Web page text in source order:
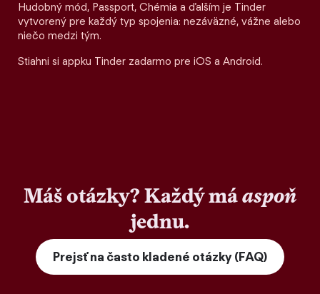
Hudobný mód, Passport, Chémia a ďalším je Tinder
vytvorený pre každý typ spojenia: nezáväzné, vážne alebo
niečo medzi tým.
Stiahni si appku Tinder zadarmo pre iOS a Android.
Máš otázky? Každý máaspoň
jednu.
Prejsť na často kladené otázky (FAQ)